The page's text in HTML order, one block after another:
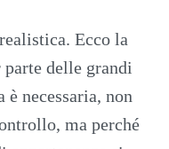
Ecco la
delle grandi
è necessaria, non
ma perché